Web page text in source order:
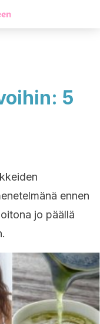
5
ennen
jo päällä